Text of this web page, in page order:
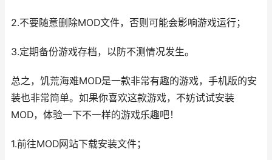
2.不要随意删除MOD文件，否则可能会影响游戏运行；
3.定期备份游戏存档，以防不测情况发生。
总之，饥荒海难MOD是一款非常有趣的游戏，手机版的安
装也非常简单。如果你喜欢这款游戏，不妨试试安装
MOD，体验一下不一样的游戏乐趣吧！
1.前往MOD网站下载安装文件；